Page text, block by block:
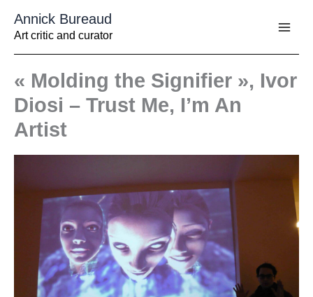
contenu
Annick Bureaud
Art critic and curator
« Molding the Signifier », Ivor
Diosi – Trust Me, I’m An
Artist